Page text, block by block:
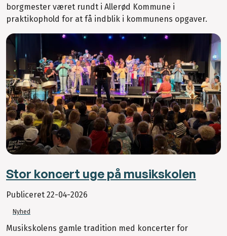
borgmester været rundt i Allerød Kommune i
praktikophold for at få indblik i kommunens opgaver.
Stor koncert uge på musikskolen
Publiceret 22-04-2026
Nyhed
Musikskolens gamle tradition med koncerter for